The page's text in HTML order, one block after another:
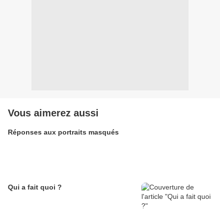
Vous aimerez aussi
Réponses aux portraits masqués
Qui a fait quoi ?